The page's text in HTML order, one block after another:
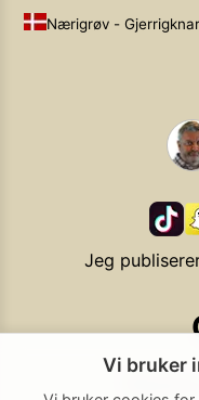
Nærigrøv -
Jeg
Vi bruker